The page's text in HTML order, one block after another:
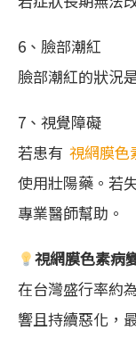
6、臉部潮紅
臉部潮紅的狀況
7、視覺障礙
若患有 視網膜色
使用壯陽藥。若
專業醫師幫助。
視網膜色素病
在台灣盛行率約
響且持續惡化，